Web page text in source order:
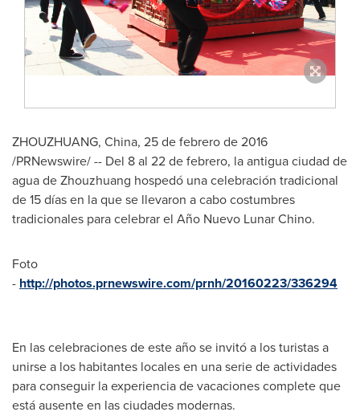
ZHOUZHUANG, China, 25 de febrero de 2016
/PRNewswire/ -- Del 8 al 22 de febrero, la antigua ciudad de
agua de Zhouzhuang hospedó una celebración tradicional
de 15 días en la que se llevaron a cabo costumbres
tradicionales para celebrar el Año Nuevo Lunar Chino.
Foto
- http://photos.prnewswire.com/prnh/20160223/336294
En las celebraciones de este año se invitó a los turistas a
unirse a los habitantes locales en una serie de actividades
para conseguir la experiencia de vacaciones complete que
está ausente en las ciudades modernas.